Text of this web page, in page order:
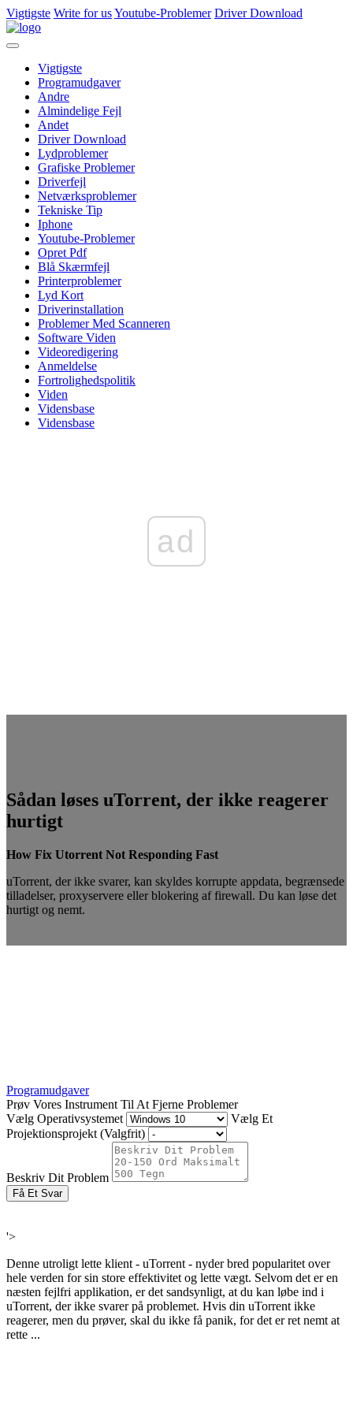
Vigtigste Write for usYoutube-Problemer Driver Download
Vigtigste
Programudgaver
Andre
Almindelige Fejl
Andet
Driver Download
Lydproblemer
Grafiske Problemer
Driverfejl
Netværksproblemer
Tekniske Tip
Iphone
Youtube-Problemer
Opret Pdf
Blå Skærmfejl
Printerproblemer
Lyd Kort
Driverinstallation
Problemer Med Scanneren
Software Viden
Videoredigering
Anmeldelse
Fortrolighedspolitik
Viden
Vidensbase
Vidensbase
ad
Sådan løses uTorrent, der ikke reagerer
hurtigt
How Fix Utorrent Not Responding Fast
uTorrent, der ikke svarer, kan skyldes korrupte appdata, begrænsede
tilladelser, proxyservere eller blokering af firewall. Du kan løse det
hurtigt og nemt.
Programudgaver
Prøv Vores Instrument Til At Fjerne Problemer
Vælg Operativsystemet
Vælg Et
Projektionsprojekt (Valgfrit)
Beskriv Dit Problem
Få Et Svar
'>
Denne utroligt lette klient - uTorrent - nyder bred popularitet over
hele verden for sin store effektivitet og lette vægt. Selvom det er en
næsten fejlfri applikation, er det sandsynligt, at du kan løbe ind i
uTorrent, der ikke svarer på problemet. Hvis din uTorrent ikke
reagerer, men du prøver, skal du ikke få panik, for det er ret nemt at
rette ...